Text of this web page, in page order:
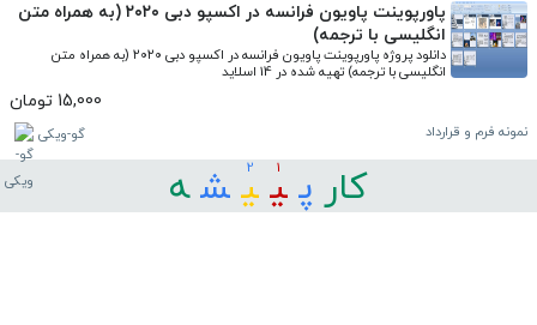
پاورپوینت پاویون فرانسه در اکسپو دبی ۲۰۲۰ (به همراه متن
انگلیسی با ترجمه)
انگلیسی با ترجمه) تهیه شده در 14 اسلاید
15,000 تومان
نمونه فرم و قرارداد گو-ویکی
کار ﭘ 1
ﯿ 2
ﯿ ﺸ ﻪ